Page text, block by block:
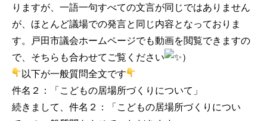
りますが、一語一句すべての文言が同じではありません
が、ほとんど議場での発言と同じ内容となっておりま
す。戸田市議会ホームページでも動画を閲覧できますの
で、そちらも合わせてご覧ください
）
以下が一般質問全文です
件名２：「こどもの居場所づくりについて」
続きまして、件名２：「こどもの居場所づくりについ